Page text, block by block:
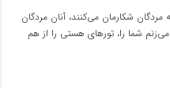
شکارمان می‌کنند ۱ آن‌گونه که مردگان شکارمان می‌کنند، آنان مردگان
شما را، تورهای هستی را از هم